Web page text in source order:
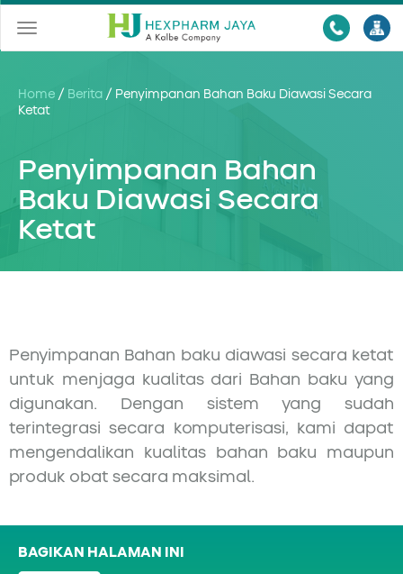
Toggle
navigation
Home / Berita / Penyimpanan Bahan Baku Diawasi Secara
Ketat
Penyimpanan Bahan
Baku Diawasi Secara
Ketat
Penyimpanan Bahan baku diawasi secara ketat
untuk menjaga kualitas dari Bahan baku yang
digunakan. Dengan sistem yang sudah
terintegrasi secara komputerisasi, kami dapat
mengendalikan kualitas bahan baku maupun
produk obat secara maksimal.
BAGIKAN HALAMAN INI